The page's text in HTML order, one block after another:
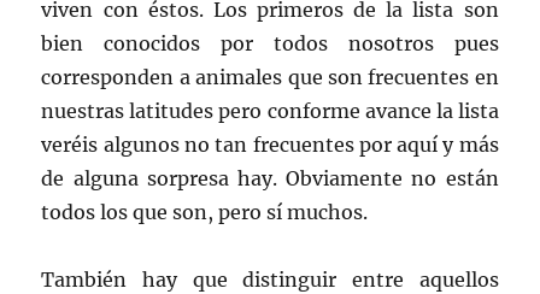
viven con éstos. Los primeros de la lista son
bien conocidos por todos nosotros pues
corresponden a animales que son frecuentes en
nuestras latitudes pero conforme avance la lista
veréis algunos no tan frecuentes por aquí y más
de alguna sorpresa hay. Obviamente no están
todos los que son, pero sí muchos.
También hay que distinguir entre aquellos